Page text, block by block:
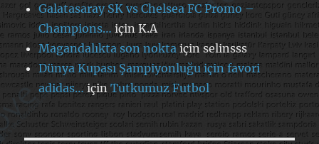
Galatasaray SK vs Chelsea FC Promo –
Champions… içinK.A
Magandalıkta son noktaiçinselinsss
Dünya Kupası Şampiyonluğu için favori
adidas…içinTutkumuz Futbol